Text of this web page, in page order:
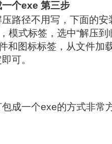
个exe 第三步
路径不用写，下面的安
模式标签，选中“解压
和图标标签，从文件加
可。
成一个exe的方式非常